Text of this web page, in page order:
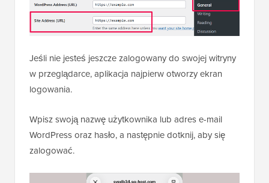
Jeśli nie jesteś jeszcze zalogowany do swojej witryny
w przeglądarce, aplikacja najpierw otworzy ekran
logowania.
Wpisz swoją nazwę użytkownika lub adres e-mail
WordPress oraz hasło, a następnie dotknij, aby się
zalogować.